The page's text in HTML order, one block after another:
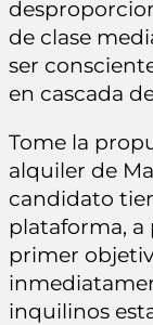
de clase
ser
en cascada
Tome la
alquiler de
candidato
plataforma, a
primer
inquilinos